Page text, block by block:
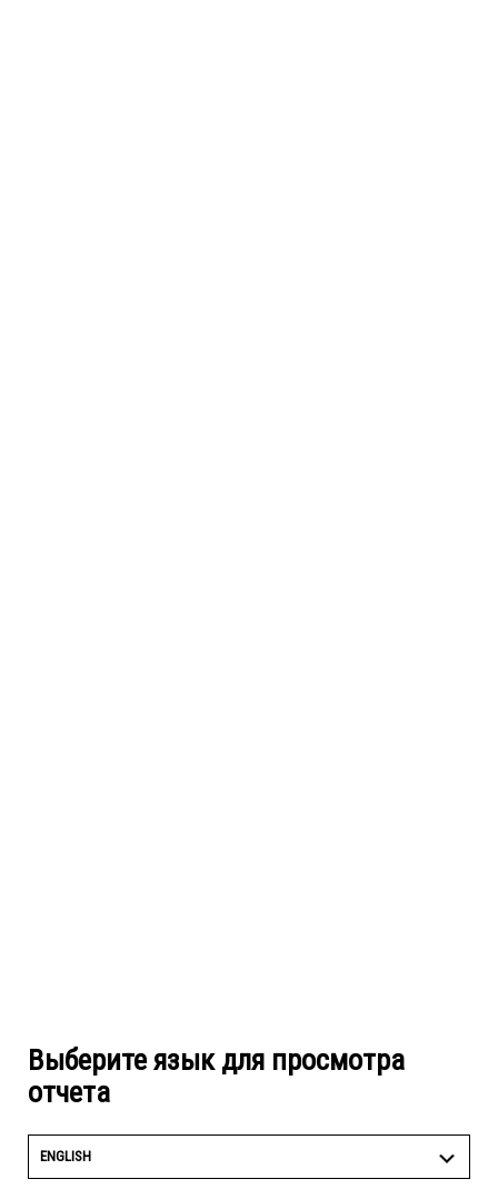
Выберите язык для просмотра
отчета
ENGLISH